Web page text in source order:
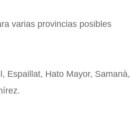
varias provincias posibles
Espaillat, Hato Mayor, Samanà,